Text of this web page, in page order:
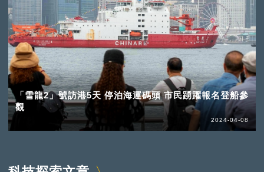
「雪龍2」號訪港5天 停泊海運碼頭 市民踴躍報名登船參
觀
2024-04-08